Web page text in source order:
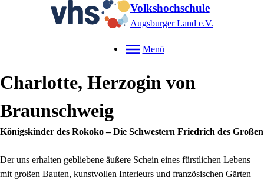
Volkshochschule
Augsburger Land e.V.
Menü
Charlotte, Herzogin von
Braunschweig
Königskinder des Rokoko – Die Schwestern Friedrich des Großen
Der uns erhalten gebliebene äußere Schein eines fürstlichen Lebens
mit großen Bauten, kunstvollen Interieurs und französischen Gärten